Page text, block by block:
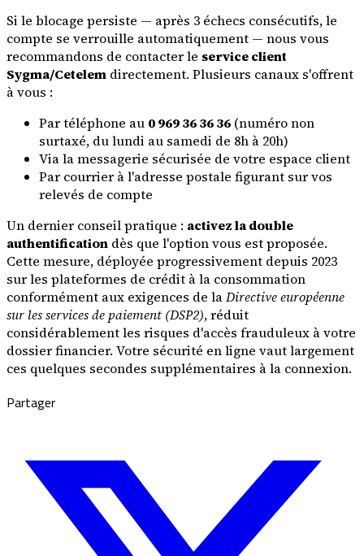
Si le blocage persiste — après 3 échecs consécutifs, le
compte se verrouille automatiquement — nous vous
recommandons de contacter le service client
Sygma/Cetelem directement. Plusieurs canaux s'offrent
à vous :
Par téléphone au 0 969 36 36 36 (numéro non
surtaxé, du lundi au samedi de 8h à 20h)
Via la messagerie sécurisée de votre espace client
Par courrier à l'adresse postale figurant sur vos
relevés de compte
Un dernier conseil pratique : activez la double
authentification dès que l'option vous est proposée.
Cette mesure, déployée progressivement depuis 2023
sur les plateformes de crédit à la consommation
conformément aux exigences de laDirective européenne
sur les services de paiement (DSP2), réduit
considérablement les risques d'accès frauduleux à votre
dossier financier. Votre sécurité en ligne vaut largement
ces quelques secondes supplémentaires à la connexion.
Partager